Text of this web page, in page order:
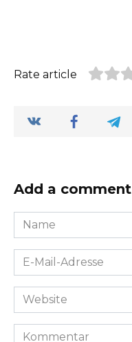
Rate article
Add a comment
Name
*
E-
Mail-
Adresse
Website
Kommentar